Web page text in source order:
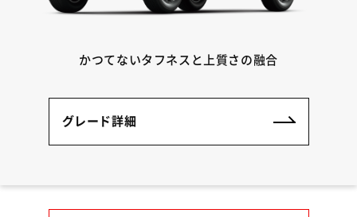
かつてないタフネスと上質さの融合
グレード詳細